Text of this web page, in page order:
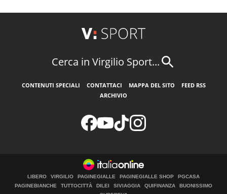
Cerca in Virgilio Sport...
CONTENUTI SPECIALI CONTATTACI MAPPA DEL SITO
FEED RSS
ARCHIVIO
LIBERO VIRGILIO PAGINEGIALLE PAGINEGIALLE SHOP
PGCASA
PAGINEBIANCHE
TUTTOCITTÀ DILEI SIVIAGGIA QUIFINANZA
BUONISSIMO